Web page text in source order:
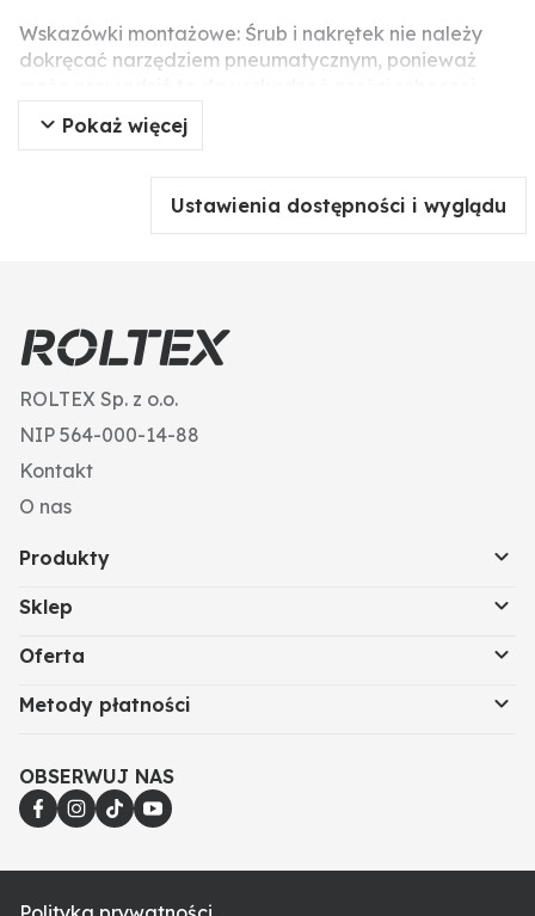
Wskazówki montażowe: Śrub i nakrętek nie należy
dokręcać narzędziem pneumatycznym, ponieważ
(pęknięcia związane z napięciem).
Wymiary (mm): długość: 256
Pokaż więcej
Ustawienia dostępności i wyglądu
ROLTEX Sp. z o.o.
NIP 564-000-14-88
Kontakt
O nas
Produkty
Sklep
Oferta
Metody płatności
OBSERWUJ NAS